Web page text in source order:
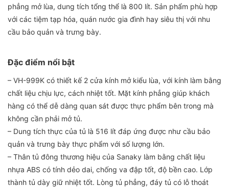
phẳng mở lùa, dung tích tổng thể là 800 lít. Sản phẩm phù hợp
với các tiệm tạp hóa, quán nước gia đình hay siêu thị với nhu
cầu bảo quản và trưng bày.
Đặc điểm nổi bật
– VH-999K có thiết kế 2 cửa kính mở kiểu lùa, với kính làm bằng
chất liệu chịu lực, cách nhiệt tốt. Mặt kính phẳng giúp khách
hàng có thể dễ dàng quan sát được thực phẩm bên trong mà
không cần phải mở tủ.
– Dung tích thực của tủ là 516 lít đáp ứng được như cầu bảo
quản và trưng bày thực phẩm với số lượng lớn.
– Thân tủ đông thương hiệu của Sanaky làm bằng chất liệu
nhựa ABS có tính dẻo dai, chống va đập tốt, độ bền cao. Lớp
thành tủ dày giữ nhiệt tốt. Lòng tủ phẳng, đáy tủ có lỗ thoát